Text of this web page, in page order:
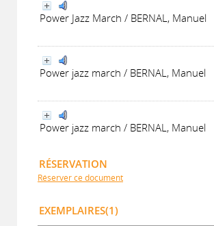
Power Jazz March / BERNAL, Manuel
Power jazz march / BERNAL, Manuel
Power jazz march / BERNAL, Manuel
RÉSERVATION
Réserver ce document
EXEMPLAIRES(1)